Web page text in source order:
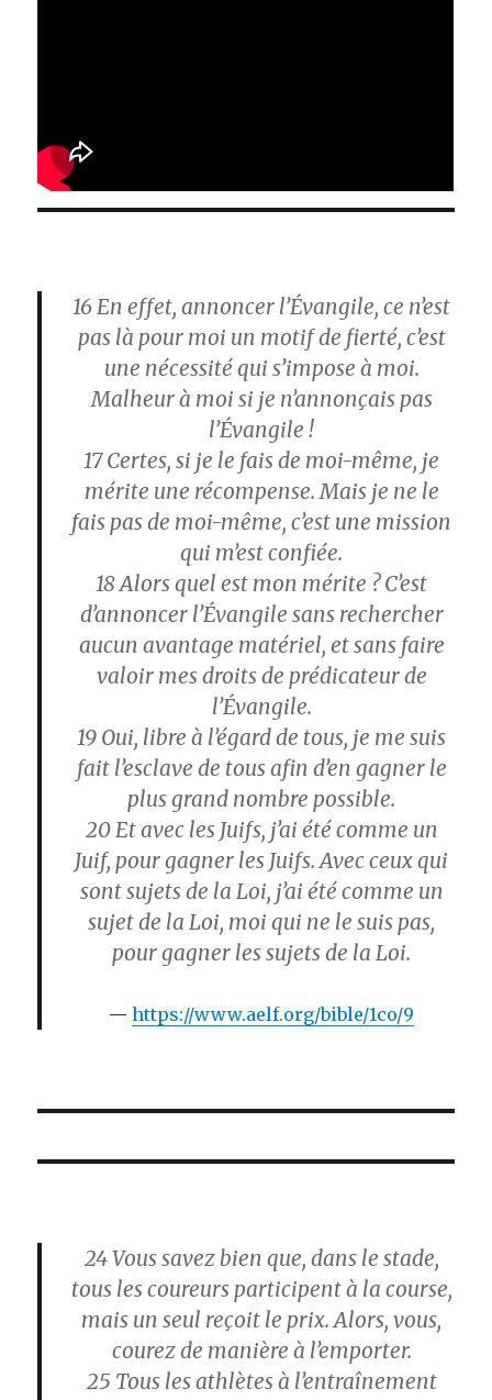
16En effet, annoncer l’Évangile, ce n’est
pas là pour moi un motif de fierté, c’est
une nécessité qui s’impose à moi.
Malheur à moi si je n’annonçais pas
l’Évangile !
17Certes, si je le fais de moi-même, je
mérite une récompense. Mais je ne le
fais pas de moi-même, c’est une mission
qui m’est confiée.
18Alors quel est mon mérite ? C’est
d’annoncer l’Évangile sans rechercher
aucun avantage matériel, et sans faire
valoir mes droits de prédicateur de
l’Évangile.
19 Oui, libre à l’égard de tous, je me suis
fait l’esclave de tous afin d’en gagner le
plus grand nombre possible.
20Et avec les Juifs, j’ai été comme un
Juif, pour gagner les Juifs. Avec ceux qui
sont sujets de la Loi, j’ai été comme un
sujet de la Loi, moi qui ne le suis pas,
pour gagner les sujets de la Loi.
https://www.aelf.org/bible/1co/9
24Vous savez bien que, dans le stade,
tous les coureurs participent à la course,
mais un seul reçoit le prix. Alors, vous,
courez de manière à l’emporter.
25 Tous les athlètes à l’entraînement